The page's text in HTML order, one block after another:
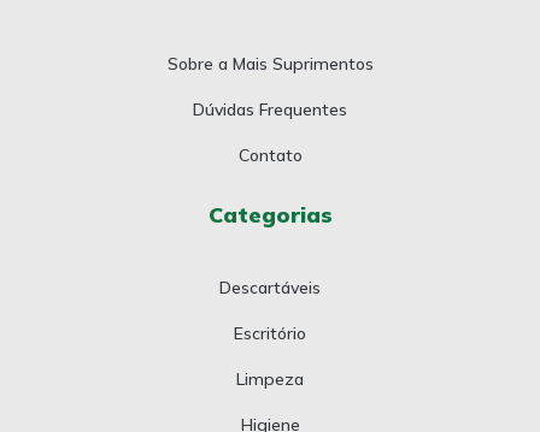
Sobre a Mais Suprimentos
Dúvidas Frequentes
Contato
Categorias
Descartáveis
Escritório
Limpeza
Higiene